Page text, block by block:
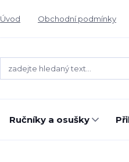
Úvod Obchodní podmínky
Ručníky a osušky